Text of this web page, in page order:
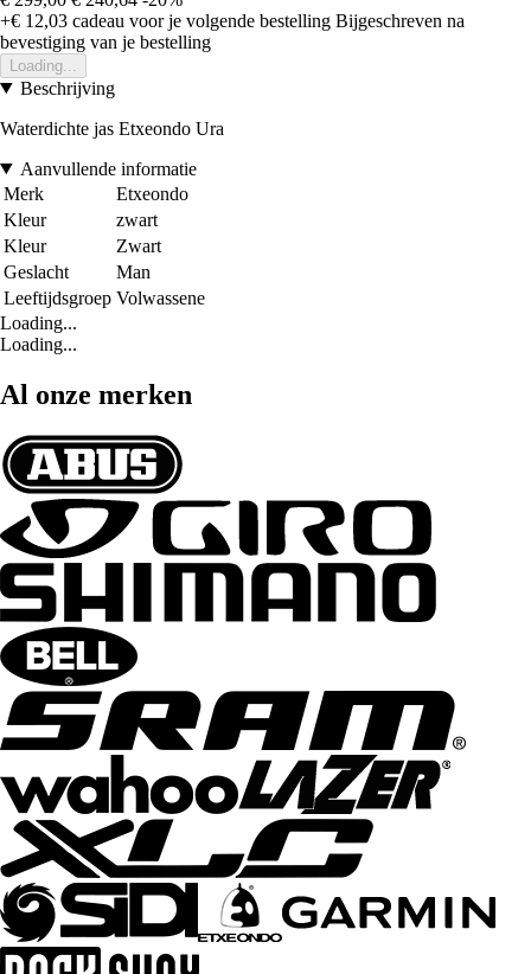
+€ 12,03 cadeau voor je volgende bestelling Bijgeschreven na
bevestiging van je bestelling
Loading...
Beschrijving
Waterdichte jas Etxeondo Ura
Aanvullende informatie
Merk
Etxeondo
Kleur
zwart
Kleur
Zwart
Geslacht
Man
Leeftijdsgroep Volwassene
Loading...
Loading...
Al onze merken